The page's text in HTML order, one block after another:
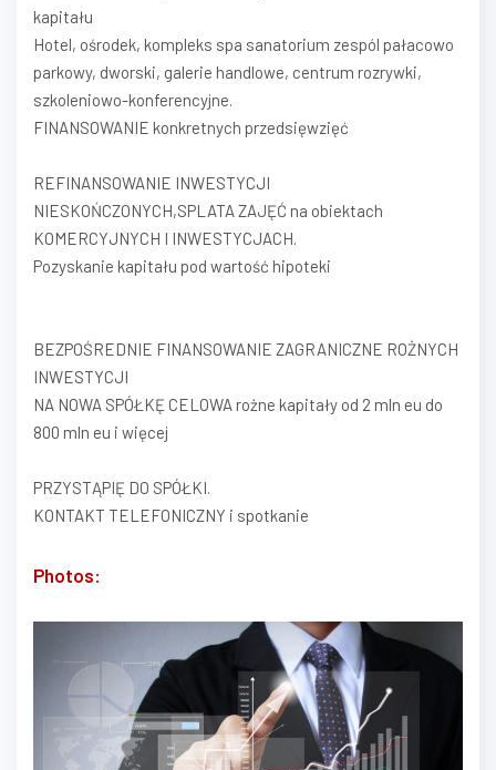
kapitału
Hotel, ośrodek, kompleks spa sanatorium zespól pałacowo
parkowy, dworski, galerie handlowe, centrum rozrywki,
szkoleniowo-konferencyjne.
FINANSOWANIE konkretnych przedsięwzięć
REFINANSOWANIE INWESTYCJI
NIESKOŃCZONYCH,SPLATA ZAJĘĆ na obiektach
KOMERCYJNYCH I INWESTYCJACH.
Pozyskanie kapitału pod wartość hipoteki
BEZPOŚREDNIE FINANSOWANIE ZAGRANICZNE ROŻNYCH
INWESTYCJI
NA NOWA SPÓŁKĘ CELOWA rożne kapitały od 2 mln eu do
800 mln eu i więcej
PRZYSTĄPIĘ DO SPÓŁKI.
KONTAKT TELEFONICZNY i spotkanie
Photos: